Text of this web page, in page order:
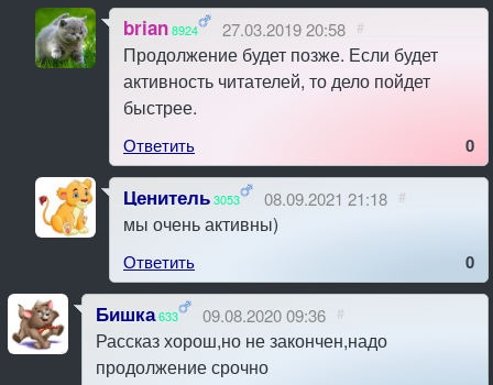
brian8924 27.03.2019 20:58 #
Продолжение будет позже. Если будет
активность читателей, то дело пойдет
быстрее.
Ответить 0
Ценитель3053 08.09.2021 21:18 #
мы очень активны)
Ответить 0
Бишка633 09.08.2020 09:36 #
Рассказ хорош,но не закончен,надо
продолжение срочно